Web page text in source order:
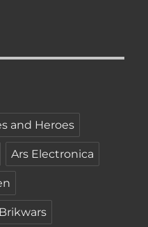
and Heroes
Ars Electronica
Brikwars